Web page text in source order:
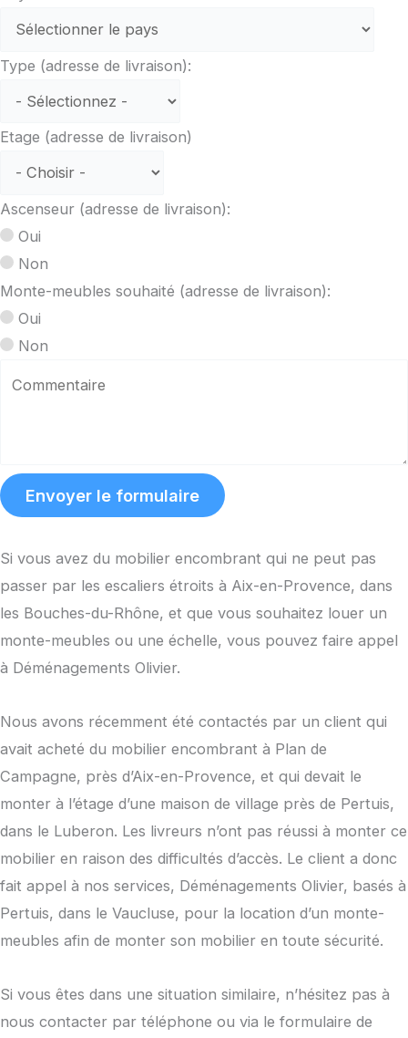
Type (adresse de livraison):
Etage (adresse de livraison)
Ascenseur (adresse de livraison):
Oui
Non
Monte-meubles souhaité (adresse de livraison):
Oui
Non
Envoyer le formulaire
Si vous avez du mobilier encombrant qui ne peut pas
passer par les escaliers étroits à Aix-en-Provence, dans
les Bouches-du-Rhône, et que vous souhaitez louer un
monte-meubles ou une échelle, vous pouvez faire appel
à Déménagements Olivier.
Nous avons récemment été contactés par un client qui
avait acheté du mobilier encombrant à Plan de
Campagne, près d’Aix-en-Provence, et qui devait le
monter à l’étage d’une maison de village près de Pertuis,
dans le Luberon. Les livreurs n’ont pas réussi à monter ce
mobilier en raison des difficultés d’accès. Le client a donc
fait appel à nos services, Déménagements Olivier, basés à
Pertuis, dans le Vaucluse, pour la location d’un monte-
meubles afin de monter son mobilier en toute sécurité.
Si vous êtes dans une situation similaire, n’hésitez pas à
nous contacter par téléphone ou via le formulaire de